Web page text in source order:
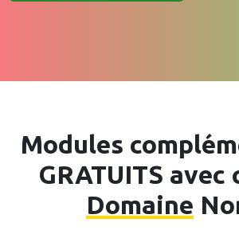
Modules
GRATUITS avec
Domaine